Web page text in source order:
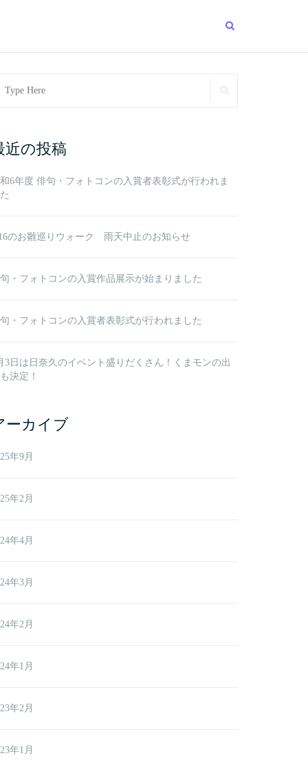
近の投稿
6年度 俳句・フォトコンの入賞者表彰式が行われま
のお雛巡りウォーク 雨天中止のお知らせ
・フォトコンの入賞作品展示が始まりました
・フォトコンの入賞者表彰式が行われました
3日は日奈久のイベント盛りだくさん！くまモンの出
決定！
ーカイブ
年9月
年2月
年4月
年3月
年2月
年1月
年2月
年1月